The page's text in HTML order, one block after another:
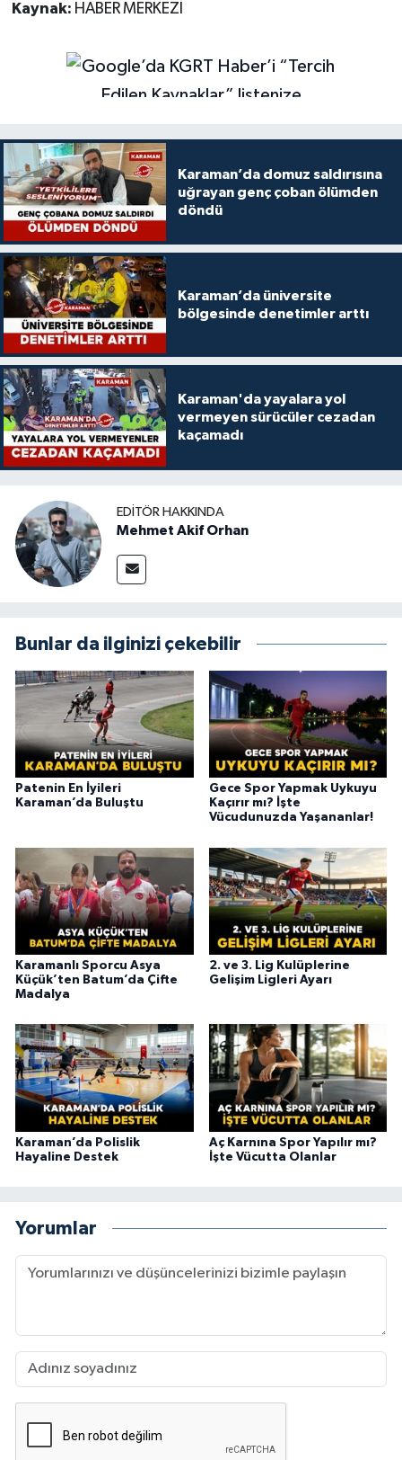
Kaynak: HABER MERKEZİ
Karaman’da domuz saldırısına
uğrayan genç çoban ölümden
döndü
Karaman’da üniversite
bölgesinde denetimler arttı
Karaman'da yayalara yol
vermeyen sürücüler cezadan
kaçamadı
EDITÖR HAKKINDA
Mehmet Akif Orhan
Bunlar da ilginizi çekebilir
Patenin En İyileri
Karaman’da Buluştu
Gece Spor Yapmak Uykuyu
Kaçırır mı? İşte
Vücudunuzda Yaşananlar!
Karamanlı Sporcu Asya
Küçük’ten Batum’da Çifte
Madalya
2. ve 3. Lig Kulüplerine
Gelişim Ligleri Ayarı
Karaman’da Polislik
Hayaline Destek
Aç Karnına Spor Yapılır mı?
İşte Vücutta Olanlar
Yorumlar